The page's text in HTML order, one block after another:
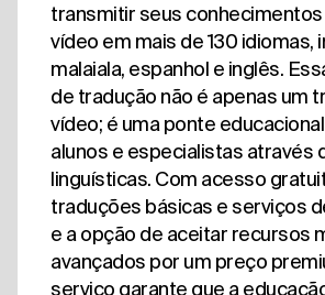
transmitir seus
vídeo em mais de 130 idiomas,
malaiala, espanhol e inglês.
de tradução não é apenas um
vídeo; é uma ponte
alunos e especialistas através
linguísticas. Com acesso
traduções básicas e serviços
e a opção de aceitar recursos
avançados por um preço
serviço garante que a